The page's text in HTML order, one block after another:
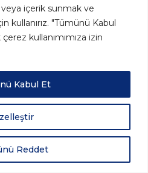
içerik sunmak ve
kullanırız. "Tümünü Kabul
kullanımımıza izin
Reddet
Kabul Et